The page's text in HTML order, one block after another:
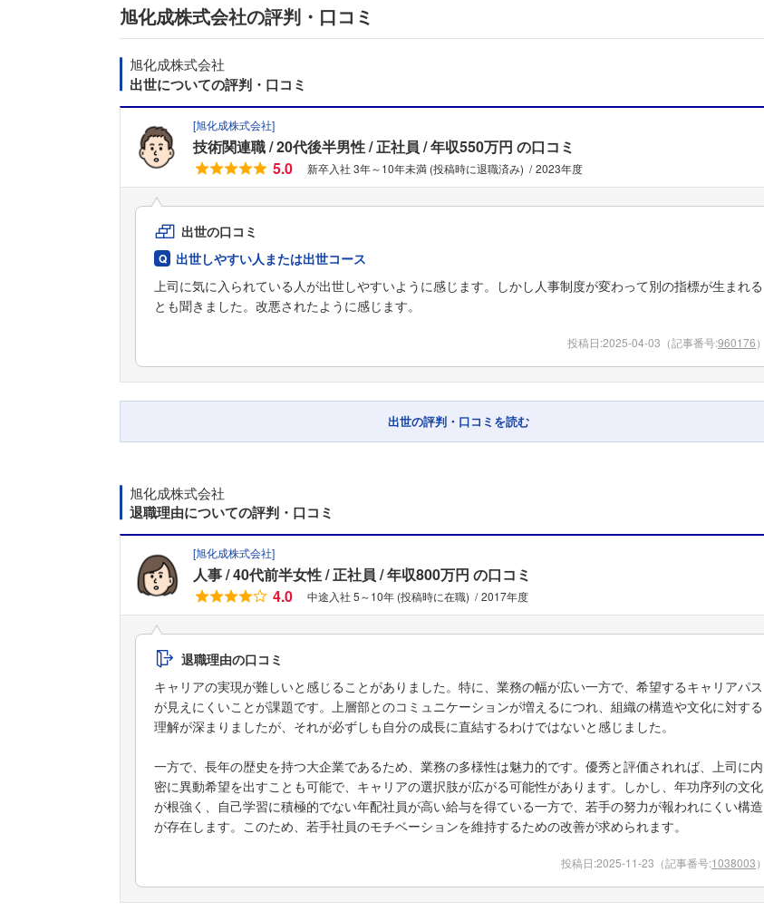
旭化成株式会社の評判・口コミ
旭化成株式会社
出世についての評判・口コミ
[旭化成株式会社]
技術関連職 20代後半男性 正社員 年収550万円 の口コミ
5.0
新卒入社 3年～10年未満 (投稿時に退職済み) 2023年度
出世の口コミ
出世しやすい人または出世コース
上司に気に入られている人が出世しやすいように感じます。しかし人事制度が変わって別の指標が生まれる
とも聞きました。改悪されたように感じます。
投稿日:2025-04-03 （記事番号:960176）
出世の評判・口コミを読む
旭化成株式会社
退職理由についての評判・口コミ
[旭化成株式会社]
人事 40代前半女性 正社員 年収800万円 の口コミ
4.0
中途入社 5～10年 (投稿時に在職) 2017年度
退職理由の口コミ
キャリアの実現が難しいと感じることがありました。特に、業務の幅が広い一方で、希望するキャリアパス
が見えにくいことが課題です。上層部とのコミュニケーションが増えるにつれ、組織の構造や文化に対する
理解が深まりましたが、それが必ずしも自分の成長に直結するわけではないと感じました。
一方で、長年の歴史を持つ大企業であるため、業務の多様性は魅力的です。優秀と評価されれば、上司に内
密に異動希望を出すことも可能で、キャリアの選択肢が広がる可能性があります。しかし、年功序列の文化
が根強く、自己学習に積極的でない年配社員が高い給与を得ている一方で、若手の努力が報われにくい構造
が存在します。このため、若手社員のモチベーションを維持するための改善が求められます。
投稿日:2025-11-23 （記事番号:1038003）